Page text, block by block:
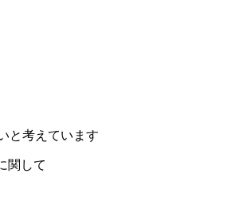
と考えています
関して